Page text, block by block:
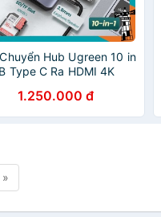
Hub Ugreen 10 in
Type C Ra HDMI 4K
1.250.000 đ
»